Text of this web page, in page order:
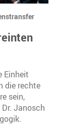
Einheit
die rechte
sein,
Janosch